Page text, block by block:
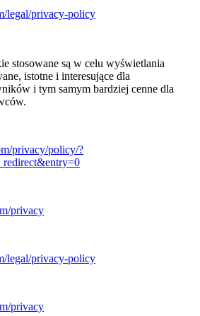
legal/privacy-policy
stosowane są w celu wyświetlania
istotne i interesujące dla
i tym samym bardziej cenne dla
privacy/policy/?
privacy
legal/privacy-policy
privacy